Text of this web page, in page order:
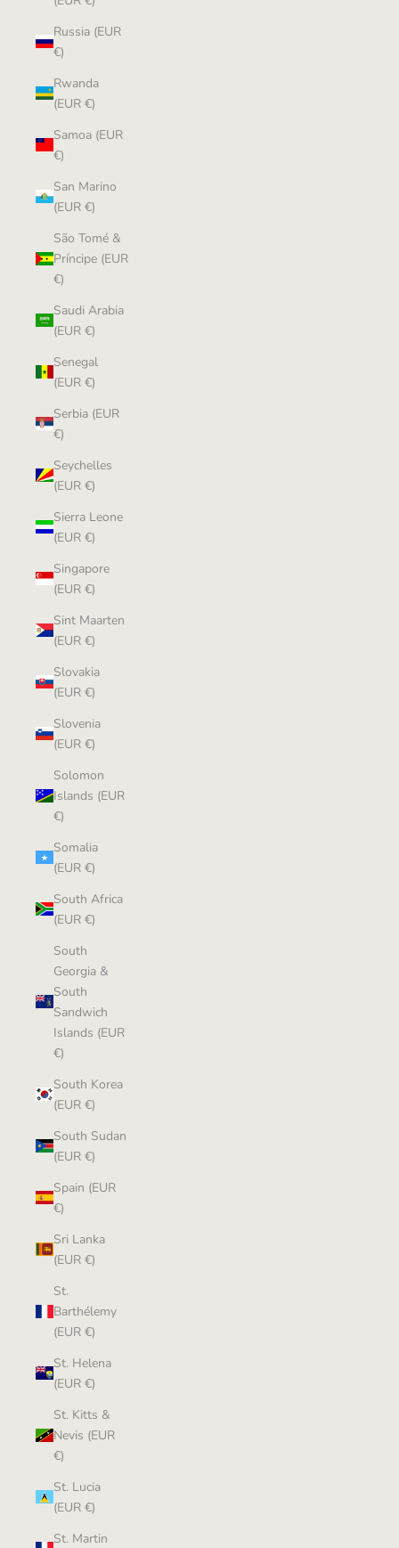
Russia (EUR
€)
Rwanda
(EUR €)
Samoa (EUR
€)
San Marino
(EUR €)
São Tomé &
Príncipe (EUR
€)
Saudi Arabia
(EUR €)
Senegal
(EUR €)
Serbia (EUR
€)
Seychelles
(EUR €)
Sierra Leone
(EUR €)
Singapore
(EUR €)
Sint Maarten
(EUR €)
Slovakia
(EUR €)
Slovenia
(EUR €)
Solomon
Islands (EUR
€)
Somalia
(EUR €)
South Africa
(EUR €)
South
Georgia &
South
Sandwich
Islands (EUR
€)
South Korea
(EUR €)
South Sudan
(EUR €)
Spain (EUR
€)
Sri Lanka
(EUR €)
St.
Barthélemy
(EUR €)
St. Helena
(EUR €)
St. Kitts &
Nevis (EUR
€)
St. Lucia
(EUR €)
St. Martin